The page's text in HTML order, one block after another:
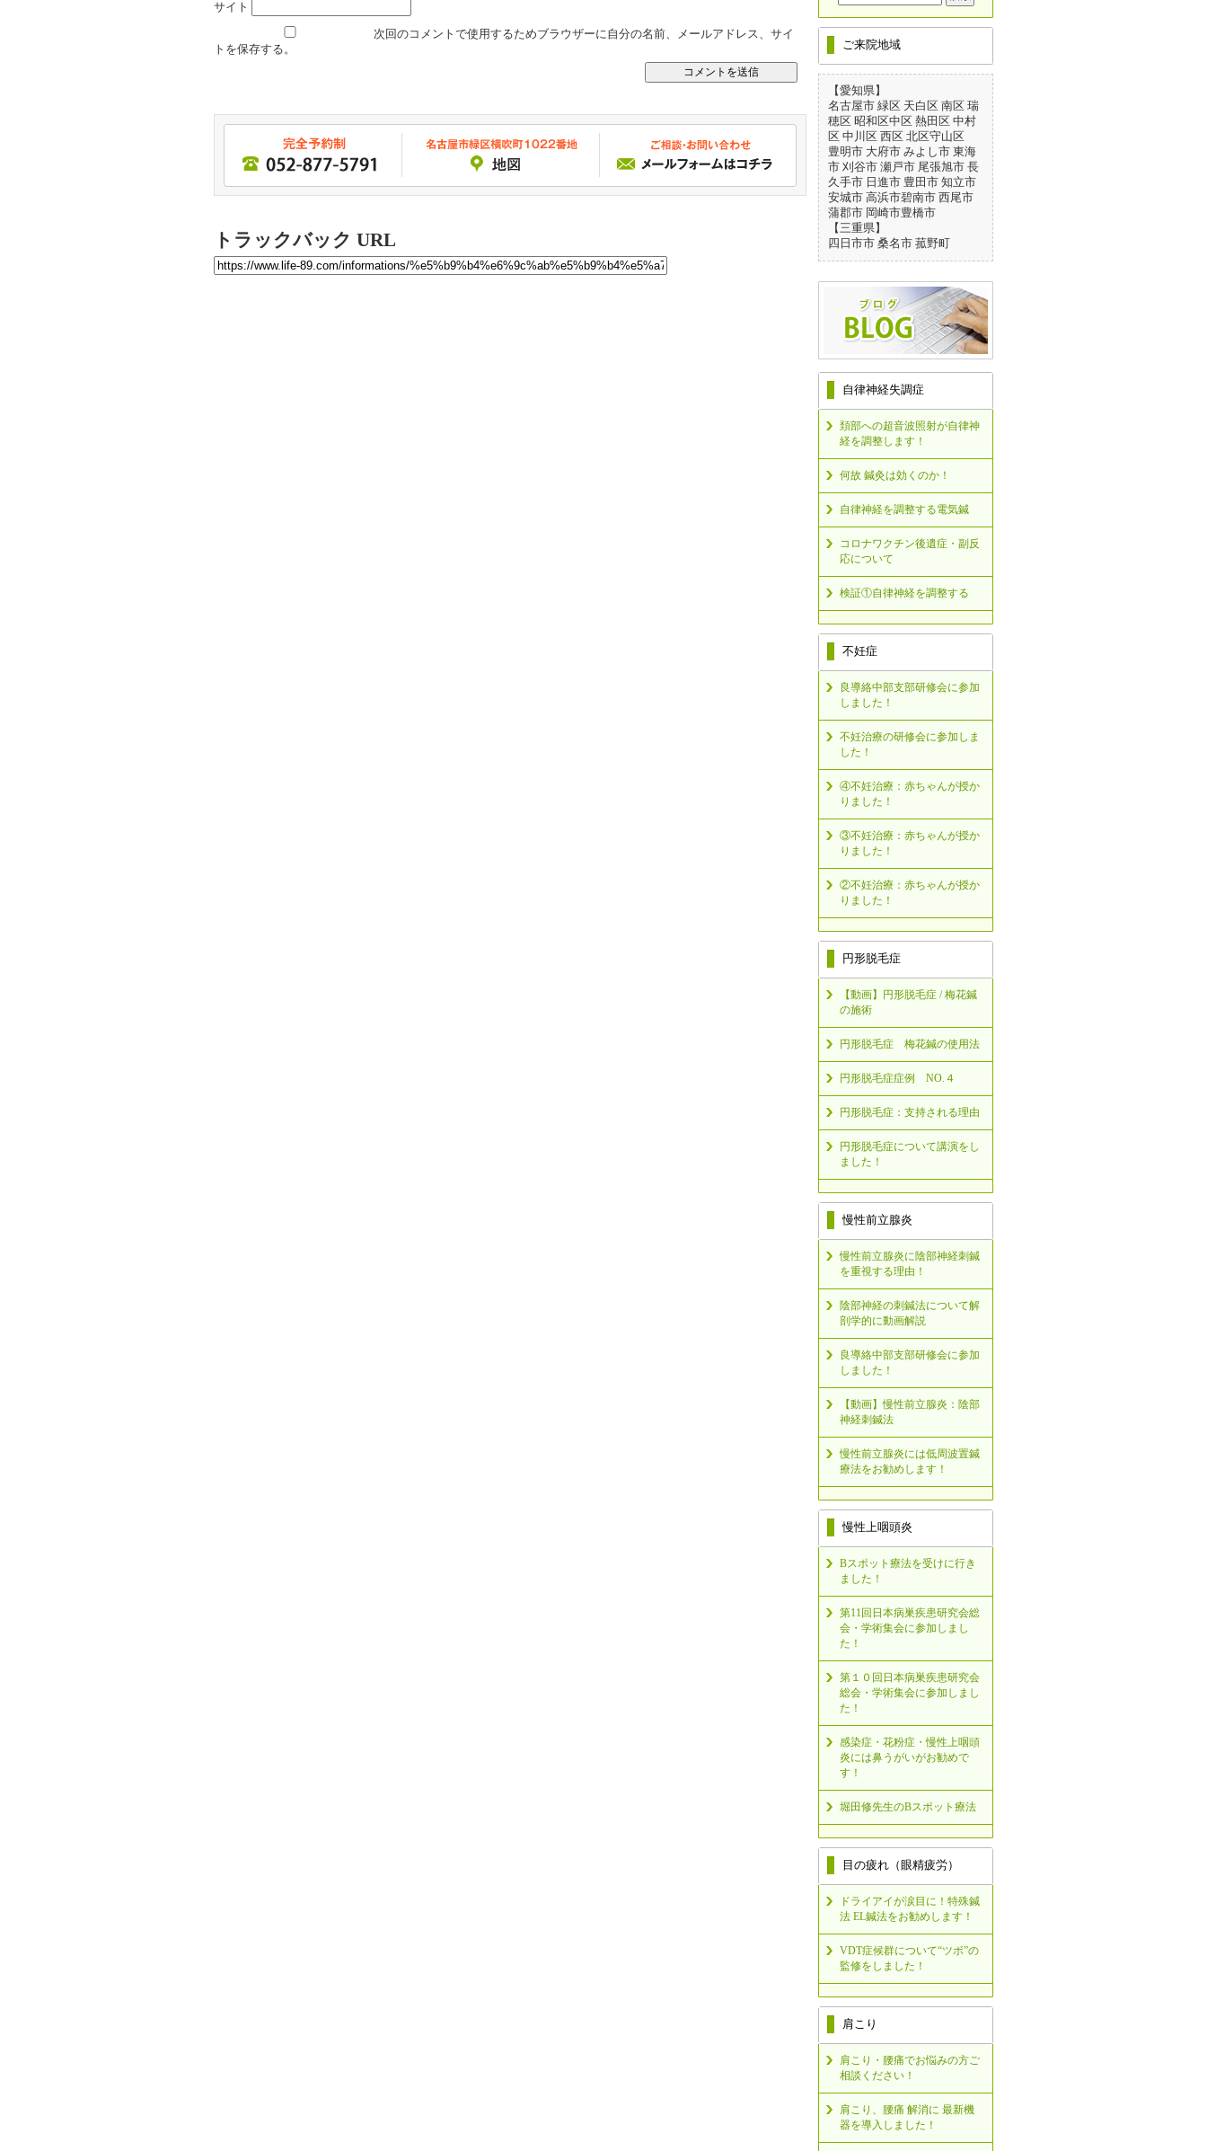
サイト
次回のコメントで使用するためブラウザーに自分の名前、メールアドレス、サイ
トを保存する。
トラックバック URL
ご来院地域
【愛知県】
名古屋市 緑区 天白区 南区 瑞
穂区 昭和区中区 熱田区 中村
区 中川区 西区 北区守山区
豊明市 大府市 みよし市 東海
市 刈谷市 瀬戸市 尾張旭市 長
久手市 日進市 豊田市 知立市
安城市 高浜市碧南市 西尾市
蒲郡市 岡崎市豊橋市
【三重県】
四日市市 桑名市 菰野町
自律神経失調症
頚部への超音波照射が自律神
経を調整します！
何故 鍼灸は効くのか！
自律神経を調整する電気鍼
コロナワクチン後遺症・副反
応について
検証①自律神経を調整する
不妊症
良導絡中部支部研修会に参加
しました！
不妊治療の研修会に参加しま
した！
④不妊治療：赤ちゃんが授か
りました！
③不妊治療：赤ちゃんが授か
りました！
②不妊治療：赤ちゃんが授か
りました！
円形脱毛症
【動画】円形脱毛症 / 梅花鍼
の施術
円形脱毛症 梅花鍼の使用法
円形脱毛症症例 NO.４
円形脱毛症：支持される理由
円形脱毛症について講演をし
ました！
慢性前立腺炎
慢性前立腺炎に陰部神経刺鍼
を重視する理由！
陰部神経の刺鍼法について解
剖学的に動画解説
良導絡中部支部研修会に参加
しました！
【動画】慢性前立腺炎：陰部
神経刺鍼法
慢性前立腺炎には低周波置鍼
療法をお勧めします！
慢性上咽頭炎
Bスポット療法を受けに行き
ました！
第11回日本病巣疾患研究会総
会・学術集会に参加しまし
た！
第１０回日本病巣疾患研究会
総会・学術集会に参加しまし
た！
感染症・花粉症・慢性上咽頭
炎には鼻うがいがお勧めで
す！
堀田修先生のBスポット療法
目の疲れ（眼精疲労）
ドライアイが涙目に！特殊鍼
法 EL鍼法をお勧めします！
VDT症候群について“ツボ”の
監修をしました！
肩こり
肩こり・腰痛でお悩みの方ご
相談ください！
肩こり、腰痛 解消に 最新機
器を導入しました！